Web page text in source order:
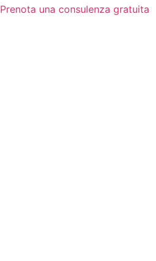
Prenota una consulenza gratuita